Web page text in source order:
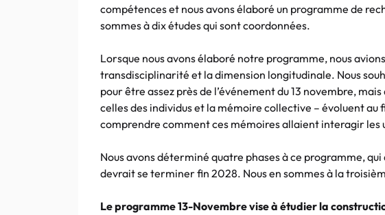
compétences et nous avons élaboré un programme de
sommes à dix études qui sont coordonnées.
Lorsque nous avons élaboré notre programme, nous
transdisciplinarité et la dimension longitudinale. Nous
pour être assez près de l’événement du 13 novembre,
celles des individus et la mémoire collective – évoluent au
comprendre comment ces mémoires allaient interagir les
Nous avons déterminé quatre phases à ce programme,
devrait se terminer fin 2028. Nous en sommes à la
Le programme 13-Novembre vise à étudier la